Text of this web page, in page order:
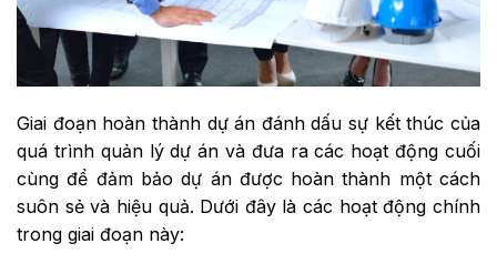
Giai đoạn hoàn thành dự án đánh dấu sự kết thúc của
quá trình quản lý dự án và đưa ra các hoạt động cuối
cùng để đảm bảo dự án được hoàn thành một cách
suôn sẻ và hiệu quả. Dưới đây là các hoạt động chính
trong giai đoạn này: